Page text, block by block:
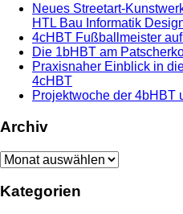
Neues Streetart-
HTL Bau Informatik
4cHBT Fußballmeister
Die 1bHBT am
Praxisnaher Einblick in
4cHBT
Projektwoche der 4bHBT
Archiv
Archiv
Kategorien